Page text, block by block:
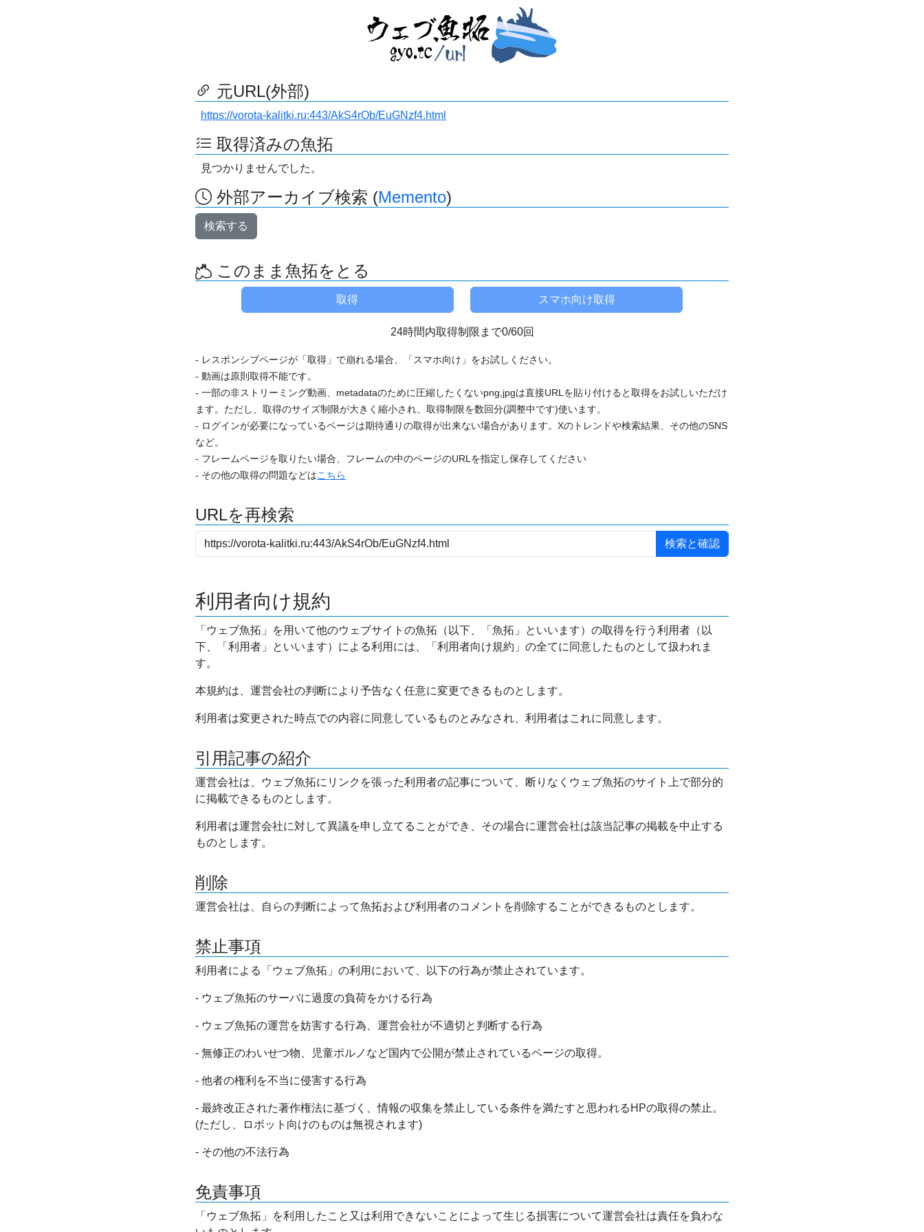
元URL(外部)
https://vorota-kalitki.ru:443/AkS4rOb/EuGNzf4.html
取得済みの魚拓
見つかりませんでした。
外部アーカイブ検索 (Memento)
検索する
このまま魚拓をとる
24時間内取得制限まで0/60回
- レスポンシブページが「取得」で崩れる場合、「スマホ向け」をお試しください。
- 動画は原則取得不能です。
- 一部の非ストリーミング動画、metadataのために圧縮したくないpng,jpgは直接URLを貼り付けると取得をお試しいただけ
ます。ただし、取得のサイズ制限が大きく縮小され、取得制限を数回分(調整中です)使います。
- ログインが必要になっているページは期待通りの取得が出来ない場合があります。Xのトレンドや検索結果、その他のSNS
など。
- フレームページを取りたい場合、フレームの中のページのURLを指定し保存してください
- その他の取得の問題などはこちら
URLを再検索
利用者向け規約
「ウェブ魚拓」を用いて他のウェブサイトの魚拓（以下、「魚拓」といいます）の取得を行う利用者（以
下、「利用者」といいます）による利用には、「利用者向け規約」の全てに同意したものとして扱われま
す。
本規約は、運営会社の判断により予告なく任意に変更できるものとします。
利用者は変更された時点での内容に同意しているものとみなされ、利用者はこれに同意します。
引用記事の紹介
運営会社は、ウェブ魚拓にリンクを張った利用者の記事について、断りなくウェブ魚拓のサイト上で部分的
に掲載できるものとします。
利用者は運営会社に対して異議を申し立てることができ、その場合に運営会社は該当記事の掲載を中止する
ものとします。
削除
運営会社は、自らの判断によって魚拓および利用者のコメントを削除することができるものとします。
禁止事項
利用者による「ウェブ魚拓」の利用において、以下の行為が禁止されています。
- ウェブ魚拓のサーバに過度の負荷をかける行為
- ウェブ魚拓の運営を妨害する行為、運営会社が不適切と判断する行為
- 無修正のわいせつ物、児童ポルノなど国内で公開が禁止されているページの取得。
- 他者の権利を不当に侵害する行為
- 最終改正された著作権法に基づく、情報の収集を禁止している条件を満たすと思われるHPの取得の禁止。
(ただし、ロボット向けのものは無視されます)
- その他の不法行為
免責事項
「ウェブ魚拓」を利用したこと又は利用できないことによって生じる損害について運営会社は責任を負わな